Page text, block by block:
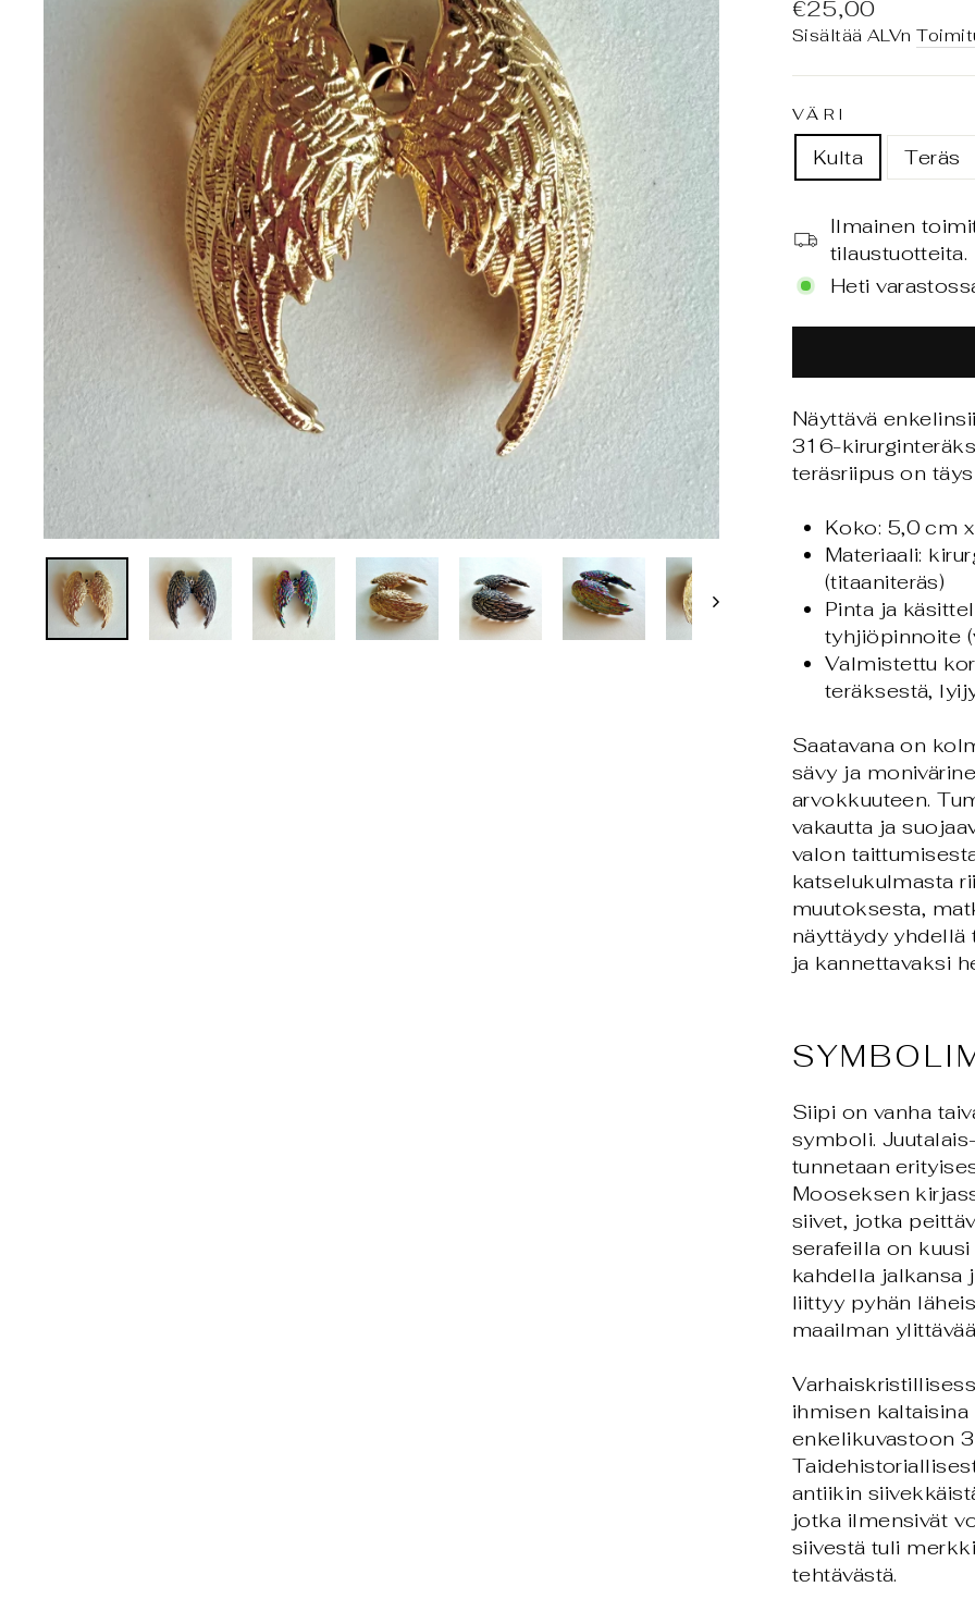
Normaali
hinta
€25,00
Sisältää ALVn
VÄRI
Kulta Teräs
Ilmainen
tilaustuotteita.
Heti
Näyttävä
316-
teräsriipus on
Koko: 5,0 cm
Materiaali:
(titaaniteräs)
Pinta ja
tyhjiöpinnoite
Valmistettu
teräksestä,
Saatavana on
sävy ja
arvokkuuteen.
vakautta ja
valon
katselukulmasta
muutoksesta,
näyttäydy yhdellä
ja kannettavaksi
Siipi on vanha
symboli.
tunnetaan
Mooseksen
siivet, jotka
serafeilla on
kahdella jalkansa
liittyy pyhän
maailman
ihmisen
enkelikuvastoon
antiikin
jotka ilmensivät
siivestä tuli
tehtävästä.